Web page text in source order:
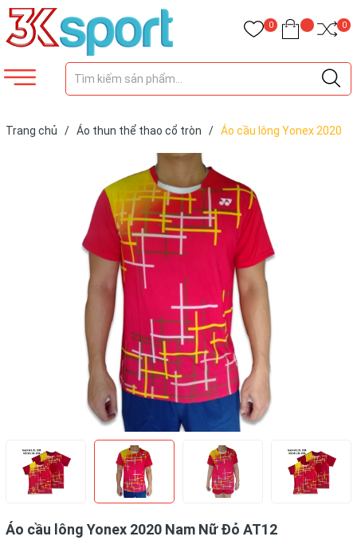
0 0
Trang chủ / Áo thun thể thao cổ tròn / Áo cầu lông Yonex 2020
Áo cầu lông Yonex 2020 Nam Nữ Đỏ AT12